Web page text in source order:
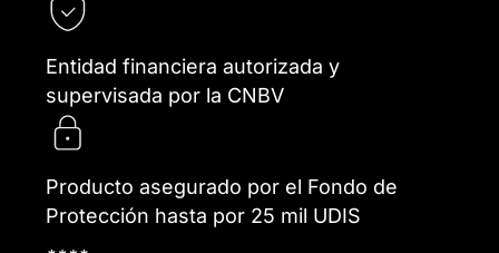
Entidad financiera autorizada y
supervisada por la CNBV
Producto asegurado por el Fondo de
Protección hasta por 25 mil UDIS